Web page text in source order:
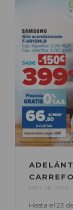
MAY 08, 2024
Hasta el 23